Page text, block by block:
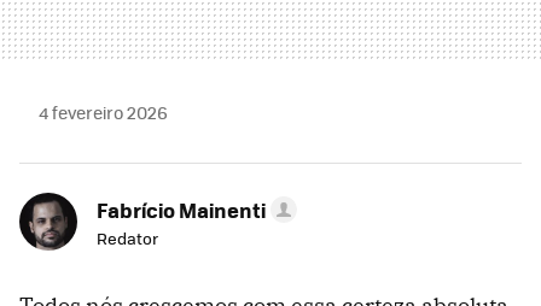
4 fevereiro 2026
Fabrício Mainenti
Redator